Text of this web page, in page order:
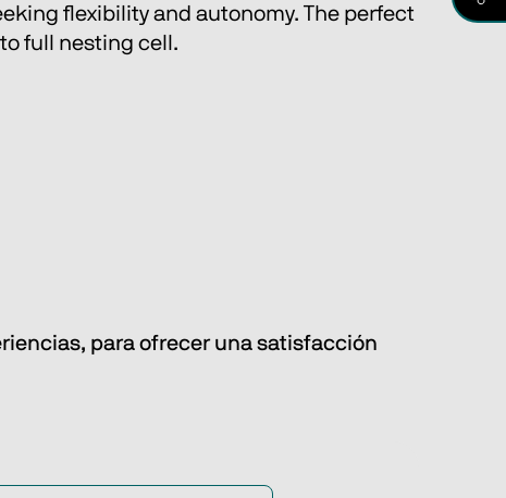
flexibility and autonomy. The perfect
full nesting cell.
para ofrecer una satisfacción